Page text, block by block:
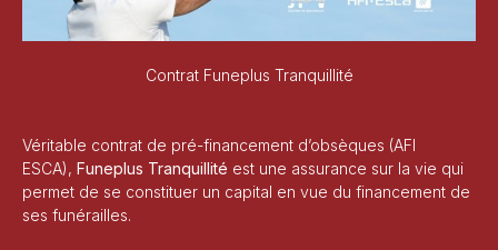
Contrat Funeplus Tranquillité
Véritable contrat de pré-financement d’obsèques (AFI
ESCA), Funeplus Tranquillité est une assurance sur la vie qui
permet de se constituer un capital en vue du financement de
ses funérailles.